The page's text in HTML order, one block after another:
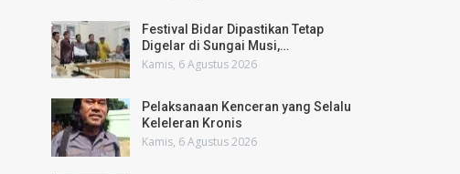
Festival Bidar Dipastikan Tetap
Digelar di Sungai Musi,…
Kamis, 6 Agustus 2026
Pelaksanaan Kenceran yang Selalu
Keleleran Kronis
Kamis, 6 Agustus 2026